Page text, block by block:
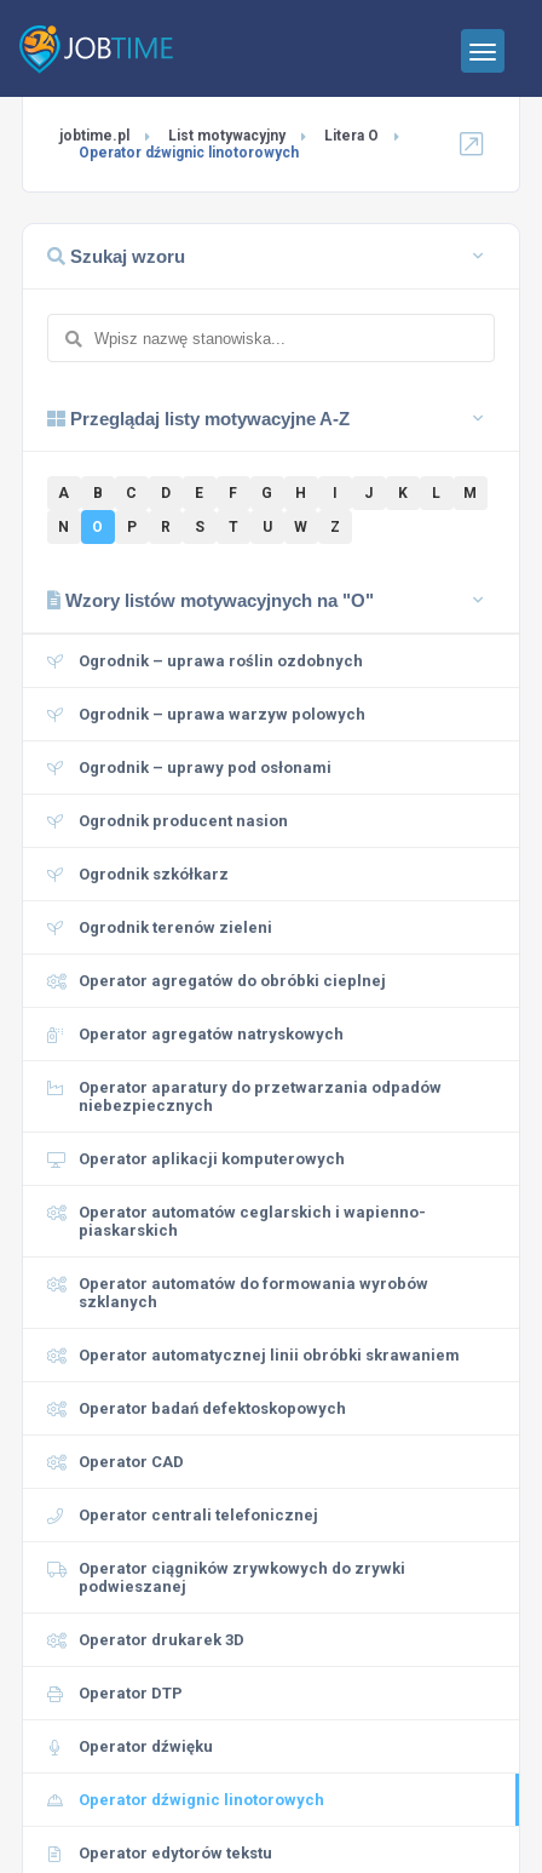
jobtime.pl List motywacyjny
Litera O
Operator dźwignic linotorowych
Szukaj wzoru
Przeglądaj listy motywacyjne A-Z
A B C D E F G H J K L
M
N
O P R S T U W Z
Wzory listów motywacyjnych na "O"
Ogrodnik – uprawa roślin ozdobnych
Ogrodnik – uprawa warzyw polowych
Ogrodnik – uprawy pod osłonami
Ogrodnik producent nasion
Ogrodnik szkółkarz
Ogrodnik terenów zieleni
Operator agregatów do obróbki cieplnej
Operator agregatów natryskowych
Operator aparatury do przetwarzania odpadów
niebezpiecznych
Operator aplikacji komputerowych
Operator automatów ceglarskich i wapienno-
piaskarskich
Operator automatów do formowania wyrobów
szklanych
Operator automatycznej linii obróbki skrawaniem
Operator badań defektoskopowych
Operator CAD
Operator centrali telefonicznej
Operator ciągników zrywkowych do zrywki
podwieszanej
Operator drukarek 3D
Operator DTP
Operator dźwięku
Operator dźwignic linotorowych
Operator edytorów tekstu